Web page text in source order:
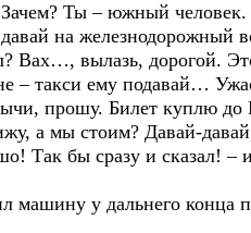
Ты – южный
на железнодорожный
Вах…, вылазь, дорогой.
– такси ему подавай…
прошу. Билет куплю до
а мы стоим? Давай-
Так бы сразу и сказал! –
машину у дальнего конца